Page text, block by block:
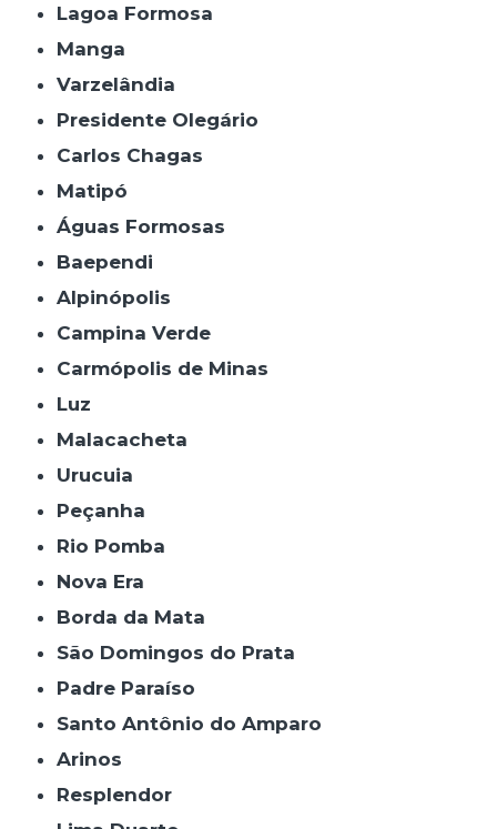
Lagoa Formosa
Manga
Varzelândia
Presidente Olegário
Carlos Chagas
Matipó
Águas Formosas
Baependi
Alpinópolis
Campina Verde
Carmópolis de Minas
Luz
Malacacheta
Urucuia
Peçanha
Rio Pomba
Nova Era
Borda da Mata
São Domingos do Prata
Padre Paraíso
Santo Antônio do Amparo
Arinos
Resplendor